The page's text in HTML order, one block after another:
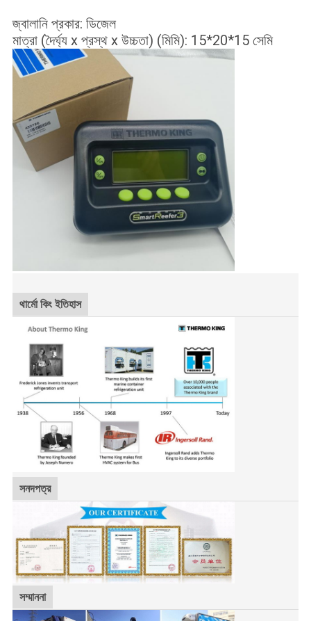
জ্বালানি প্রকার: ডিজেল
মাত্রা (দৈর্ঘ্য x প্রস্থ x উচ্চতা) (মিমি): 15*20*15 সেমি
থার্মো কিং ইতিহাস
সনদপত্র
সম্মাননা